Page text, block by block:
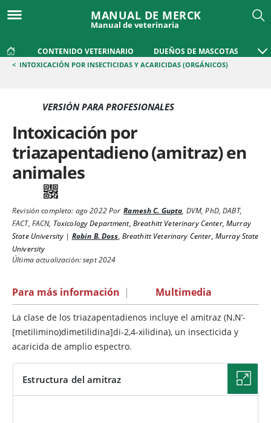
MANUAL DE MERCK
Manual de veterinaria
CONTENIDO VETERINARIO DUEÑOS DE MASCOTAS
< INTOXICACIÓN POR INSECTICIDAS Y ACARICIDAS (ORGÁNICOS)
VERSIÓN PARA PROFESIONALES
Intoxicación por
triazapentadieno (amitraz) en
animales
Revisión completa: ago 2022Por Ramesh C. Gupta, DVM, PhD, DABT,
FACT, FACN, Toxicology Department, Breathitt Veterinary Center, Murray
State University | Robin B. Doss, Breathitt Veterinary Center, Murray State
University
Última actualización: sept 2024
Para más información | Multimedia
La clase de los triazapentadienos incluye el amitraz (N,N’-
[metilimino)dimetilidina]di-2,4-xilidina), un insecticida y
acaricida de amplio espectro.
Estructura del amitraz